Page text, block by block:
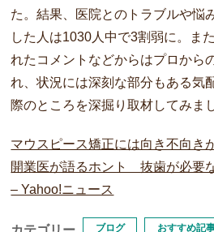
た。結果、医院とのトラブルや悩
した人は1030人中で3割弱に。ま
れたコメントなどからはプロから
れ、状況には深刻な部分もある
際のところを深掘り取材してみま
マウスピース矯正には向き不向
開業医が語るホント 抜歯が必要
– Yahoo!ニュース
ブログ おすすめ記